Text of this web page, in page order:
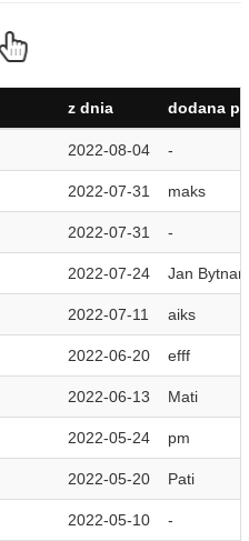
z dnia dodana
2022-08-04 -
2022-07-31 maks
2022-07-31 -
2022-07-24 Jan Bytnar
2022-07-11 aiks
2022-06-20 efff
2022-06-13 Mati
2022-05-24 pm
2022-05-20 Pati
2022-05-10 -